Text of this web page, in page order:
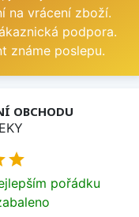
na vrácení zboží.
podpora.
známe poslepu.
OBCHODU

pořádku